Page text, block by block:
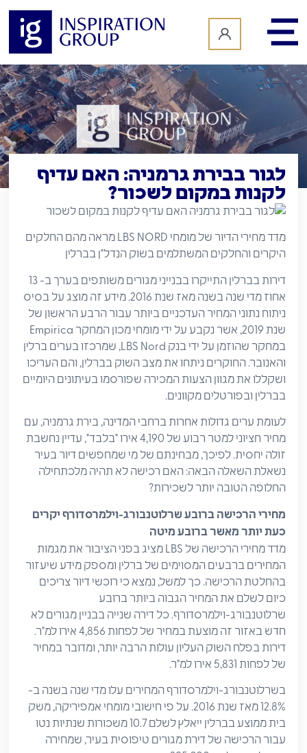
לגור בבירת גרמניה: האם עדיף
לקנות במקום לשכור?
מדד מחירי הדיור של מומחי LBS NORD מראה מהם החלקים
היקרים והחלקים המשתלמים בשוק הנדל"ן בברלין
דירות בברלין התייקרו בבנייני מגורים משותפים בערך ב- 13
אחוז מדי שנה בשנה מאז שנת 2016. מידע זה מוצג על בסיס
ניתוח נתוני המחיר העדכניים ביותר עבור הרבע הראשון של
שנת 2019, אשר נקבע על ידי מומחי מכון המחקר Empirica
במחקר שהוזמן על ידי בנק LBS Nord, שמרכזו בערים ברלין
והאנובר. החוקרים ניתחו את מצב השוק בברלין, והם העריכו
ושקללו את מגוון הצעות המכירה שפורסמו בעיתונים היומיים
בברלין ובפורטלים מקוונים.
לעומת ערים גדולות אחרות ברחבי המדינה, בירת גרמניה, עם
מחיר חציוני למטר רבוע של 4,190 אירו "בלבד", עדיין נחשבת
זולה יחסית. לפיכך, מבחינתם של מי שמחפשים דיור בעיר
נשאלת השאלה הבאה: האם רכישה לא תהיה מלכתחילה
החלופה הטובה יותר לשכירות?
מחיריהרכישהברובעשרלוטנבורג-וילמרסדורףיקרים
כעתיותרמאשרברובעמיטה
מדד מחירי הרכישה של LBS מציג בפני הציבור את מגמות
המחירים ברבעים המסוימים של ברלין ומספק מידע שיעזור
בהחלטת הרכישה. כך למשל, נמצא כי רוכשי דיור צריכים
כיום לשלם את המחיר הגבוה ביותר ברובע
שרלוטנבורג-וילמרסדורף. כל דירה שנייה בבניין מגורים לא
חדש באזור זה מוצעת במחיר של לפחות 4,856 אירו למ"ר.
דירות בפלח השוק העליון עולות הרבה יותר, ומדובר במחיר
של לפחות 5,831 אירו למ"ר.
בשרלוטנבורג-וילמרסדורף המחירים עלו מדי שנה בשנה ב-
12.8% מאז שנת 2016. על פי חישובי מומחי אמפיריקה, משק
בית ממוצע בברלין ייאלץ לשלם 10.7 משכורות שנתיות נטו
עבור הרכישה של דירת מגורים טיפוסית בעיר, שמחירה